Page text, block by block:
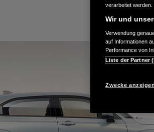
verarbeitet werden.
Wir und
Verwendung
auf Informationen
Performance von
Liste der Partner
Zwecke anzeigen